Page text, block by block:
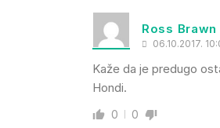
Ross Brawn
06.10.2017.
Kaže da je predugo
Hondi.
0 0